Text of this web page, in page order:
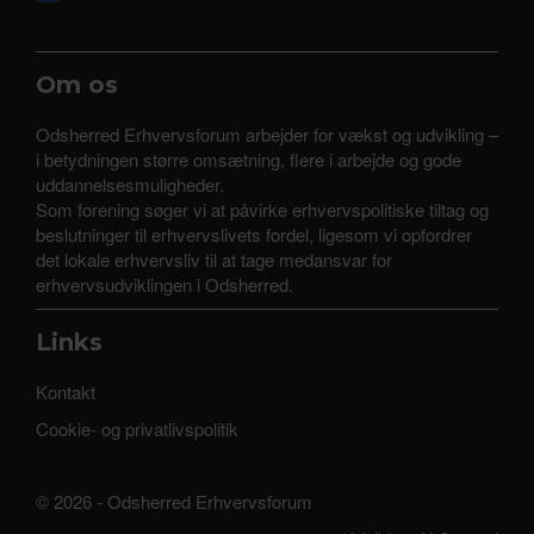
Om os
Odsherred Erhvervsforum arbejder for vækst og udvikling –
i betydningen større omsætning, flere i arbejde og gode
uddannelsesmuligheder.
Som forening søger vi at påvirke erhvervspolitiske tiltag og
beslutninger til erhvervslivets fordel, ligesom vi opfordrer
det lokale erhvervsliv til at tage medansvar for
erhvervsudviklingen i Odsherred.
Links
Kontakt
Cookie- og privatlivspolitik
© 2026 - Odsherred Erhvervsforum